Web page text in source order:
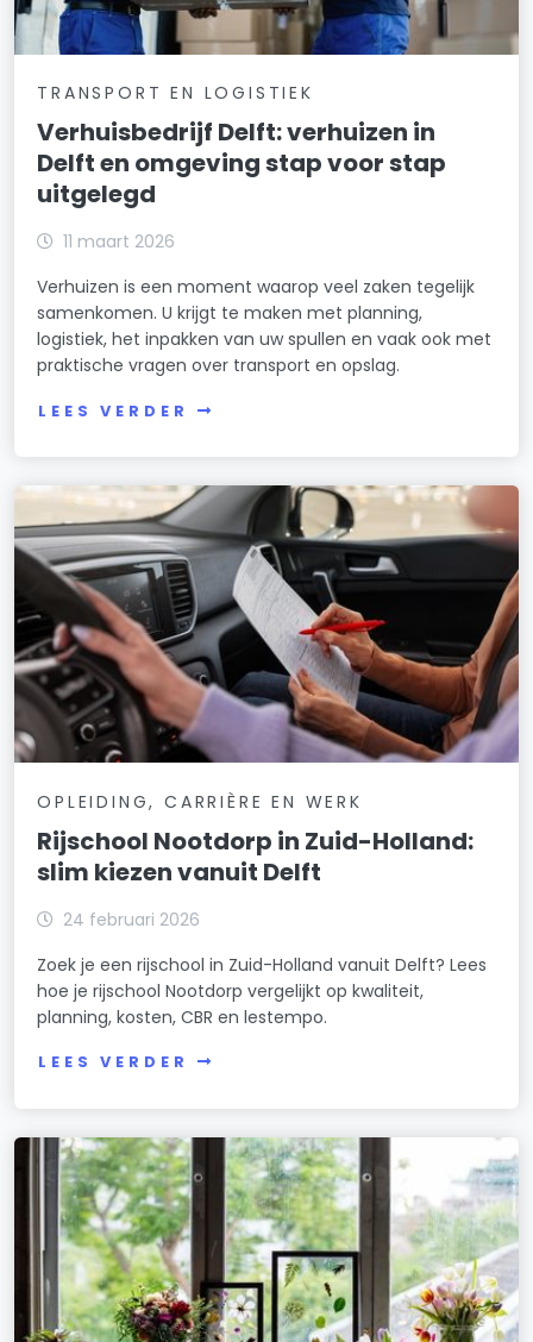
TRANSPORT EN LOGISTIEK
Verhuisbedrijf Delft: verhuizen in
Delft en omgeving stap voor stap
uitgelegd
11 maart 2026
Verhuizen is een moment waarop veel zaken tegelijk
samenkomen. U krijgt te maken met planning,
logistiek, het inpakken van uw spullen en vaak ook met
praktische vragen over transport en opslag.
LEES VERDER
OPLEIDING, CARRIÈRE EN WERK
Rijschool Nootdorp in Zuid-Holland:
slim kiezen vanuit Delft
24 februari 2026
Zoek je een rijschool in Zuid-Holland vanuit Delft? Lees
hoe je rijschool Nootdorp vergelijkt op kwaliteit,
planning, kosten, CBR en lestempo.
LEES VERDER